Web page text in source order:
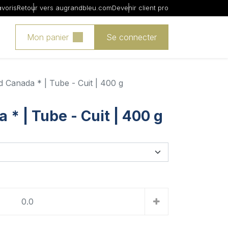
Retour vers augrandbleu.comDevenir client pro
Mon panier Se connecter
Canada * | Tube - Cuit | 400 g
* | Tube - Cuit | 400 g